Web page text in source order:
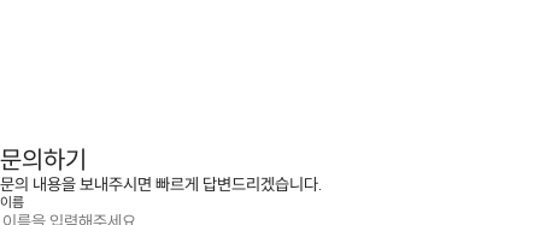
문의하기
문의 내용을 보내주시면 빠르게 답변드리겠습니다.
이름